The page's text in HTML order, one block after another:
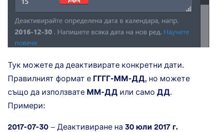
Тук можете да деактивирате конкретни дати.
Правилният формат е ГГГГ-ММ-ДД, но можете
също да използвате ММ-ДД или само ДД.
Примери:
2017-07-30 – Деактивиране на 30 юли 2017 г.